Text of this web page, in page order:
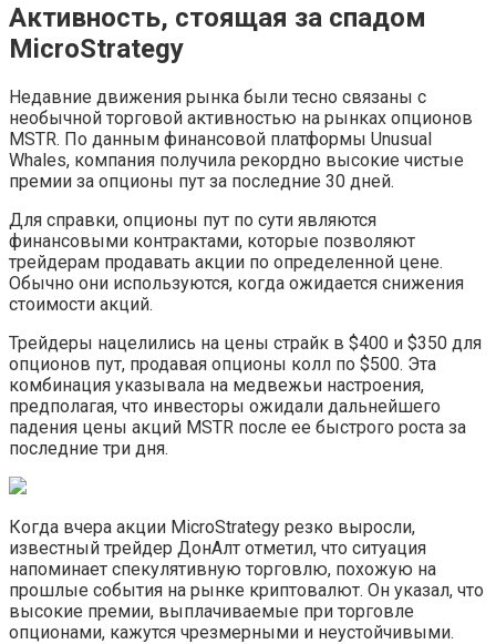
Активность, стоящая за спадом
MicroStrategy
Недавние движения рынка были тесно связаны с
необычной торговой активностью на рынках опционов
MSTR. По данным финансовой платформы Unusual
Whales, компания получила рекордно высокие чистые
премии за опционы пут за последние 30 дней.
Для справки, опционы пут по сути являются
финансовыми контрактами, которые позволяют
трейдерам продавать акции по определенной цене.
Обычно они используются, когда ожидается снижения
стоимости акций.
Трейдеры нацелились на цены страйк в $400 и $350 для
опционов пут, продавая опционы колл по $500. Эта
комбинация указывала на медвежьи настроения,
предполагая, что инвесторы ожидали дальнейшего
падения цены акций MSTR после ее быстрого роста за
последние три дня.
Когда вчера акции MicroStrategy резко выросли,
известный трейдер ДонАлт отметил, что ситуация
напоминает спекулятивную торговлю, похожую на
прошлые события на рынке криптовалют. Он указал, что
высокие премии, выплачиваемые при торговле
опционами, кажутся чрезмерными и неустойчивыми.